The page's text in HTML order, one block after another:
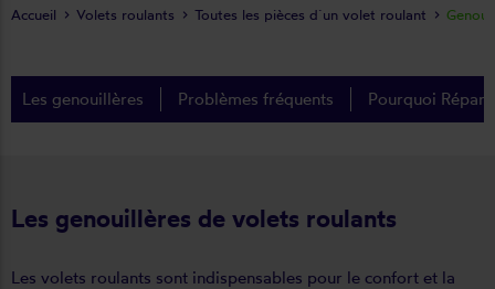
Les genouillères Problèmes fréquents Pourquoi
Les genouillères de volets roulants
Les volets roulants sont indispensables pour le confort et la
Accueil Volets roulants Toutes les pièces d´un volet roulant